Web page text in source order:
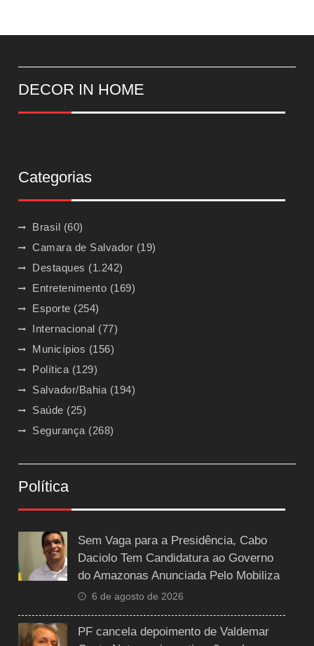
DECOR IN HOME
Categorias
Brasil (60)
Camara de Salvador (19)
Destaques (1.242)
Entretenimento (169)
Esporte (254)
Internacional (77)
Municípios (156)
Política (129)
Salvador/Bahia (194)
Saúde (25)
Segurança (268)
Política
Sem Vaga para a Presidência, Cabo
Daciolo Tem Candidatura ao Governo
do Amazonas Anunciada Pelo Mobiliza
6 de agosto de 2026
PF cancela depoimento de Valdemar